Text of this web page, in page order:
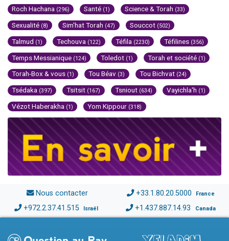
Roch Hachana (296) Santé (1) Science & Torah (33)
Sexualité (8) Sim'hat Torah (47) Souccot (502)
Talmud (1) Techouva (122) Téfila (2230) Téfilines (356)
Temps Messianique (124) Toledot (1) Torah et société (1)
Torah-Box & vous (1) Tou Béav (3) Tou Bichvat (24)
Tsédaka (397) Tsitsit (167) Tsniout (634) Vayichla'h (1)
Vézot Haberakha (1) Yom Kippour (318)
Nous contacter +33.1.80.20.5000 France
+972.2.37.41.515 Israël +1.437.887.14.93 Canada